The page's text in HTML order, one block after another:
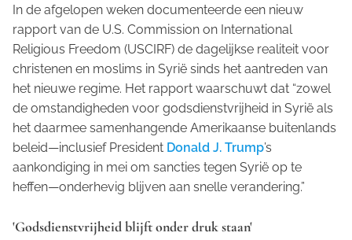
In de afgelopen weken documenteerde een nieuw
rapport van de U.S. Commission on International
Religious Freedom (USCIRF) de dagelijkse realiteit voor
christenen en moslims in Syrië sinds het aantreden van
het nieuwe regime. Het rapport waarschuwt dat “zowel
de omstandigheden voor godsdienstvrijheid in Syrië als
het daarmee samenhangende Amerikaanse buitenlands
beleid—inclusief President Donald J. Trump’s
aankondiging in mei om sancties tegen Syrië op te
heffen—onderhevig blijven aan snelle verandering.”
'Godsdienstvrijheid blijft onder druk staan'